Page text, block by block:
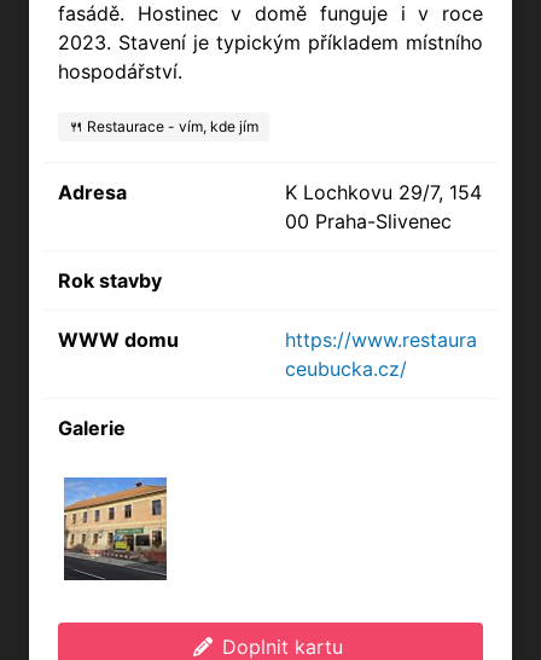
fasádě. Hostinec v domě funguje i v roce
2023. Stavení je typickým příkladem místního
hospodářství.
🍴 Restaurace - vím, kde jím
Adresa
K Lochkovu 29/7, 154
00 Praha-Slivenec
Rok stavby
WWW domu
https://www.restaura
ceubucka.cz/
Galerie
Doplnit kartu